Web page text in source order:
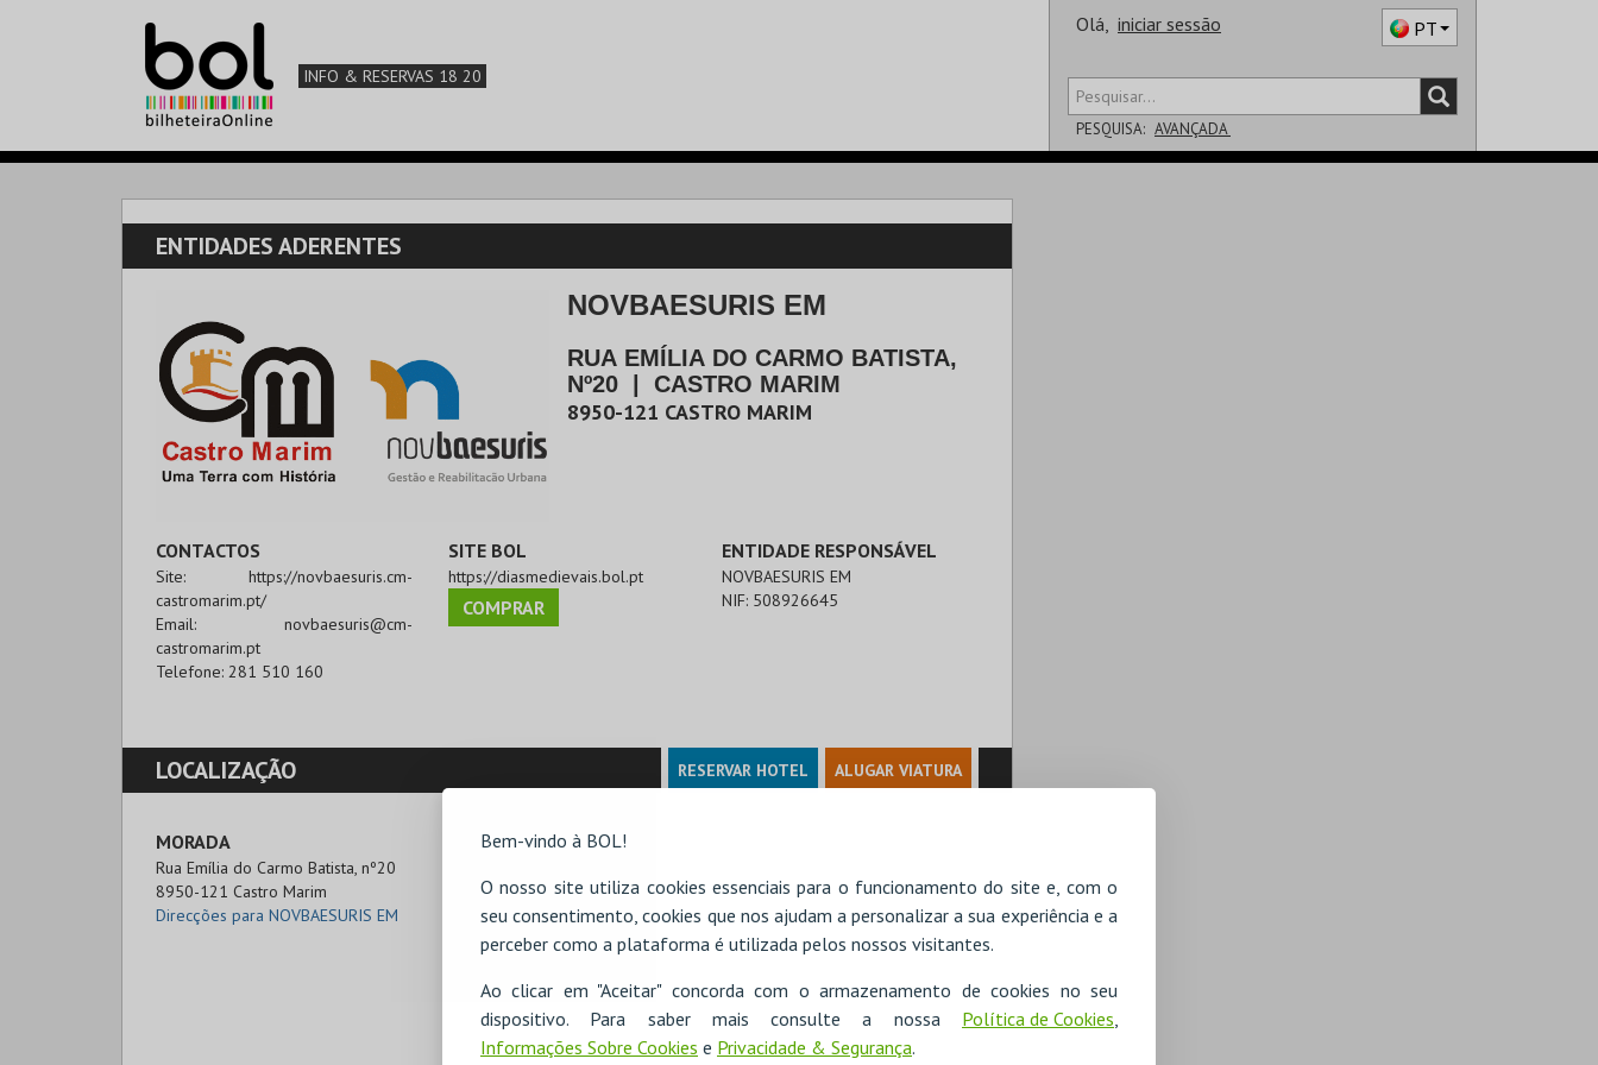
Bem-vindo à BOL!
O nosso site utiliza cookies essenciais para o funcionamento do site e, com o
seu consentimento, cookies que nos ajudam a personalizar a sua experiência e a
perceber como a plataforma é utilizada pelos nossos visitantes.
Ao clicar em "Aceitar" concorda com o armazenamento de cookies no seu
dispositivo. Para saber mais consulte a nossa Política de Cookies,
Informações Sobre Cookies e Privacidade & Segurança.
INFO & RESERVAS 18 20
Olá, iniciar sessão PT
PESQUISA: AVANÇADA
ENTIDADES ADERENTES
NOVBAESURIS EM
RUA EMÍLIA DO CARMO BATISTA,
Nº20
CASTRO MARIM
8950-121 CASTRO MARIM
CONTACTOS
Site: https://novbaesuris.cm-
castromarim.pt/
Email: novbaesuris@cm-
castromarim.pt
Telefone: 281 510 160
SITE BOL
https://diasmedievais.bol.pt
COMPRAR
ENTIDADE RESPONSÁVEL
NOVBAESURIS EM
NIF: 508926645
LOCALIZAÇÃO RESERVAR HOTEL ALUGAR VIATURA
MORADA
Rua Emília do Carmo Batista, nº20
8950-121 Castro Marim
Direcções para NOVBAESURIS EM